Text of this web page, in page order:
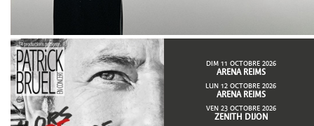
DIM 11 OCTOBRE 2026
ARENA REIMS
LUN 12 OCTOBRE 2026
ARENA REIMS
VEN 23 OCTOBRE 2026
ZENITH DIJON